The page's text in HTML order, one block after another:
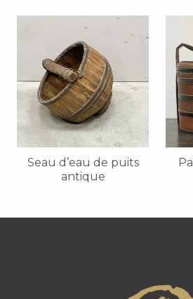
Seau d’eau de puits
antique